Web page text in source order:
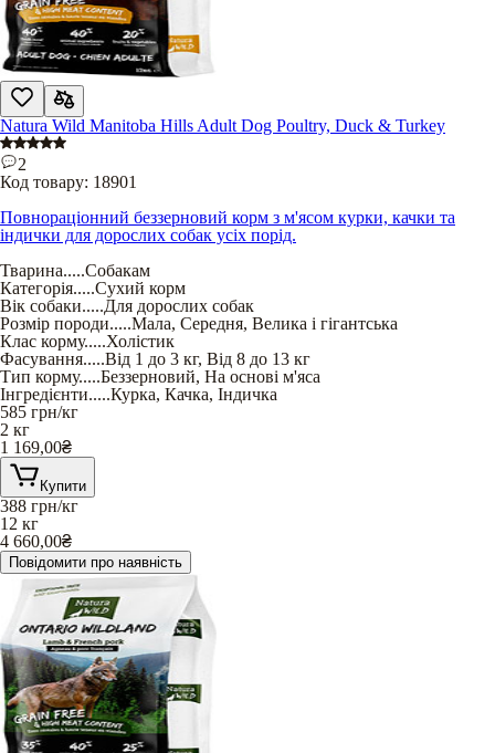
Natura Wild Manitoba Hills Adult Dog Poultry, Duck & Turkey
2
Код товару: 18901
Повнораціонний беззерновий корм з м'ясом курки, качки та
індички для дорослих собак усіх порід.
Тварина.....Собакам
Категорія.....Сухий корм
Вік собаки.....Для дорослих собак
Розмір породи.....Мала, Середня, Велика і гігантська
Клас корму.....Холістик
Фасування.....Від 1 до 3 кг, Від 8 до 13 кг
Тип корму.....Беззерновий, На основі м'яса
Інгредієнти.....Курка, Качка, Індичка
585 грн/кг
2 кг
1 169,00₴
Купити
388 грн/кг
12 кг
4 660,00₴
Повідомити про наявність